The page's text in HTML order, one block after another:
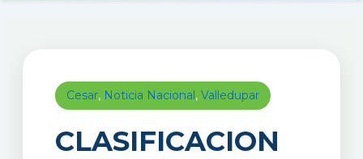
Cesar, Noticia Nacional, Valledupar
CLASIFICACION